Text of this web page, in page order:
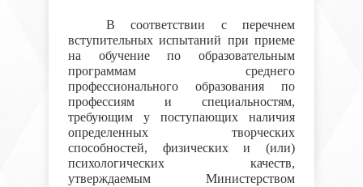
В соответствии с перечнем
вступительных испытаний при приеме
на обучение по образовательным
программам среднего
профессионального образования по
профессиям и специальностям,
требующим у поступающих наличия
определенных творческих
способностей, физических и (или)
психологических качеств,
утверждаемым Министерством